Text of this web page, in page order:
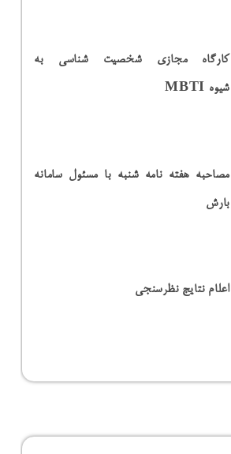
کارگاه مجازی شخصیت شناسی به
شیوه MBTI
مصاحبه هفته نامه شنبه با مسئول سامانه
بارش
اعلام نتایج نظرسنجی